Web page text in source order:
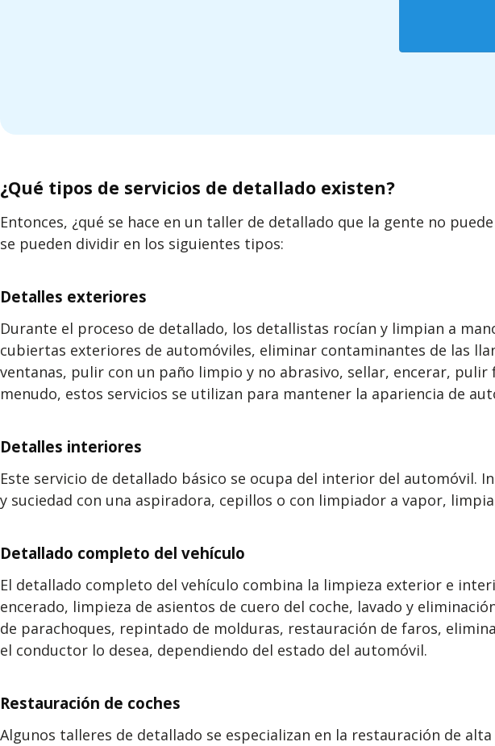
¿Qué tipos de servicios de detallado existen?
Entonces, ¿qué se hace en un taller de detallado que la gente no
se pueden dividir en los siguientes tipos:
Detalles exteriores
Durante el proceso de detallado, los detallistas rocían y limpian a
cubiertas exteriores de automóviles, eliminar contaminantes de las
ventanas, pulir con un paño limpio y no abrasivo, sellar, encerar,
menudo, estos servicios se utilizan para mantener la apariencia de
Detalles interiores
Este servicio de detallado básico se ocupa del interior del automóvil.
y suciedad con una aspiradora, cepillos o con limpiador a vapor,
Detallado completo del vehículo
El detallado completo del vehículo combina la limpieza exterior e
encerado, limpieza de asientos de cuero del coche, lavado y
de parachoques, repintado de molduras, restauración de faros,
el conductor lo desea, dependiendo del estado del automóvil.
Restauración de coches
Algunos talleres de detallado se especializan en la restauración de